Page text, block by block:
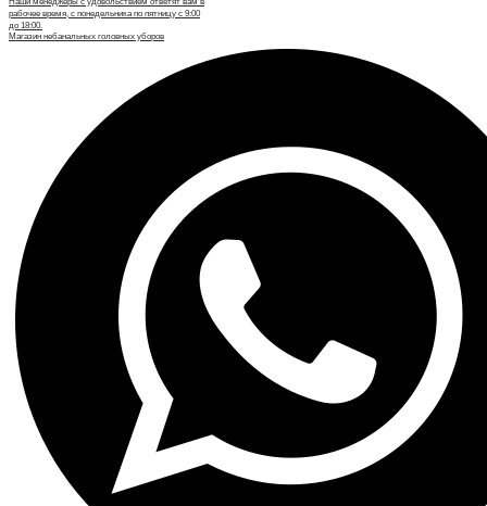
рабочее время, с понедельника по пятницу с 9:00
до 18:00.
Магазин небанальных головных уборов